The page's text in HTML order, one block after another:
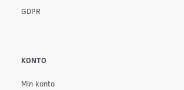
GDPR
KONTO
Min konto